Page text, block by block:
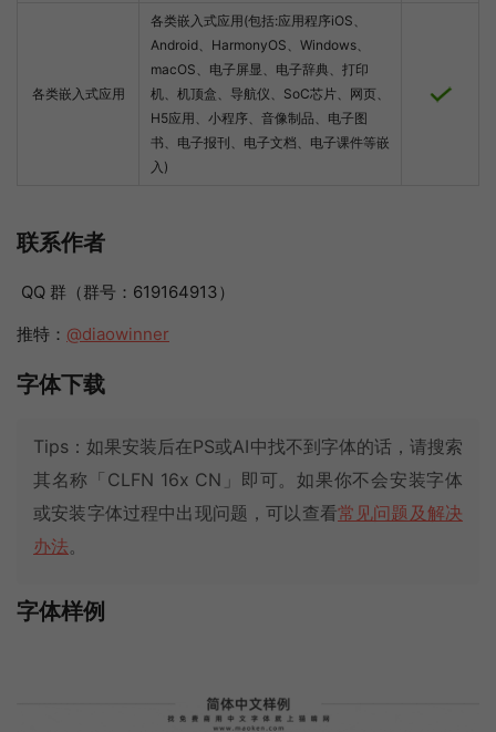
各类嵌入式应用
各类嵌入式应用(包括:应用程序iOS、
Android、HarmonyOS、Windows、
macOS、电子屏显、电子辞典、打印
机、机顶盒、导航仪、SoC芯片、网页、
H5应用、小程序、音像制品、电子图
书、电子报刊、电子文档、电子课件等嵌
入)
联系作者
QQ 群（群号：619164913）
推特： @diaowinner
字体下载
Tips：如果安装后在PS或AI中找不到字体的话，请搜索
其名称「CLFN 16x CN」即可。如果你不会安装字体
或安装字体过程中出现问题，可以查看常见问题及解决
办法。
字体样例